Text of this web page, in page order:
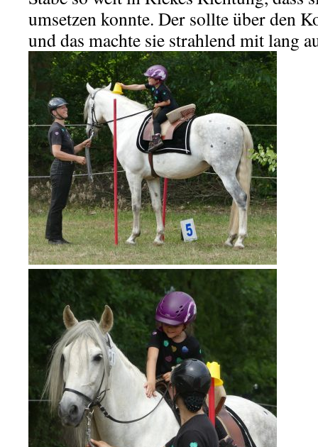
umsetzen konnte. Der sollte über den
und das machte sie strahlend mit lang